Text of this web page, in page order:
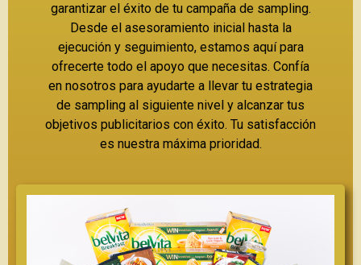
garantizar el éxito de tu campaña de sampling.
Desde el asesoramiento inicial hasta la
ejecución y seguimiento, estamos aquí para
ofrecerte todo el apoyo que necesitas. Confía
en nosotros para ayudarte a llevar tu estrategia
de sampling al siguiente nivel y alcanzar tus
objetivos publicitarios con éxito. Tu satisfacción
es nuestra máxima prioridad.